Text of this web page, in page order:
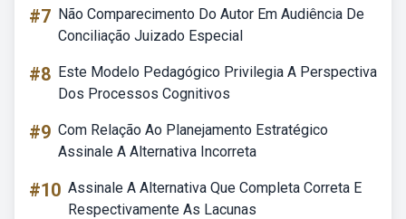
#7 Não Comparecimento Do Autor Em Audiência De
Conciliação Juizado Especial
#8 Este Modelo Pedagógico Privilegia A Perspectiva
Dos Processos Cognitivos
#9 Com Relação Ao Planejamento Estratégico
Assinale A Alternativa Incorreta
#10 Assinale A Alternativa Que Completa Correta E
Respectivamente As Lacunas